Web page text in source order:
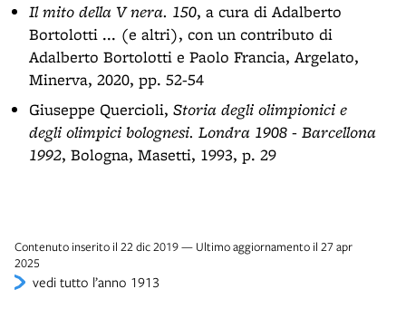
Il mito della V nera. 150, a cura di Adalberto
Bortolotti ... (e altri), con un contributo di
Adalberto Bortolotti e Paolo Francia, Argelato,
Minerva, 2020, pp. 52-54
Giuseppe Quercioli, Storia degli olimpionici e
degli olimpici bolognesi. Londra 1908 - Barcellona
1992, Bologna, Masetti, 1993, p. 29
Contenuto inserito il 22 dic 2019 — Ultimo aggiornamento il 27 apr
2025
vedi tutto l’anno 1913